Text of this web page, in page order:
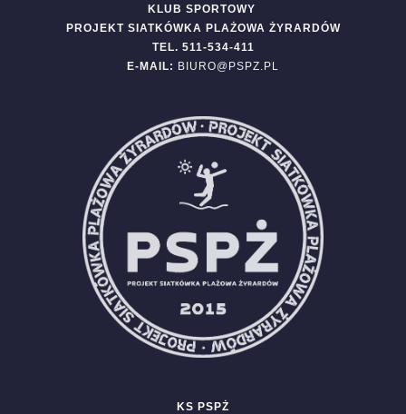
KLUB SPORTOWY
PROJEKT SIATKÓWKA PLAŻOWA ŻYRARDÓW
TEL. 511-534-411
E-MAIL: BIURO@PSPZ.PL
KS PSPŻ